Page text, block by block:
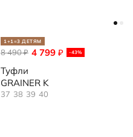
1+1=3 ДЕТЯМ
4 799 ₽ -43%
8 490₽
Туфли
GRAINER K
37 38 39 40